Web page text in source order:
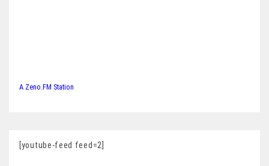
A Zeno.FM Station
[youtube-feed feed=2]